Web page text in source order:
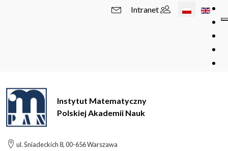
Wybierz swój
Intranet
Instytut Matematyczny
Polskiej Akademii Nauk
ul. Śniadeckich 8, 00-656 Warszawa